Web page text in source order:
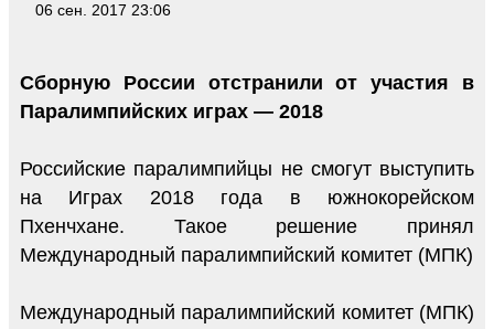
06 сен. 2017 23:06
Сборную России отстранили от участия в
Паралимпийских играх — 2018
Российские паралимпийцы не смогут выступить
на Играх 2018 года в южнокорейском
Пхенчхане. Такое решение принял
Международный паралимпийский комитет (МПК)
Международный паралимпийский комитет (МПК)